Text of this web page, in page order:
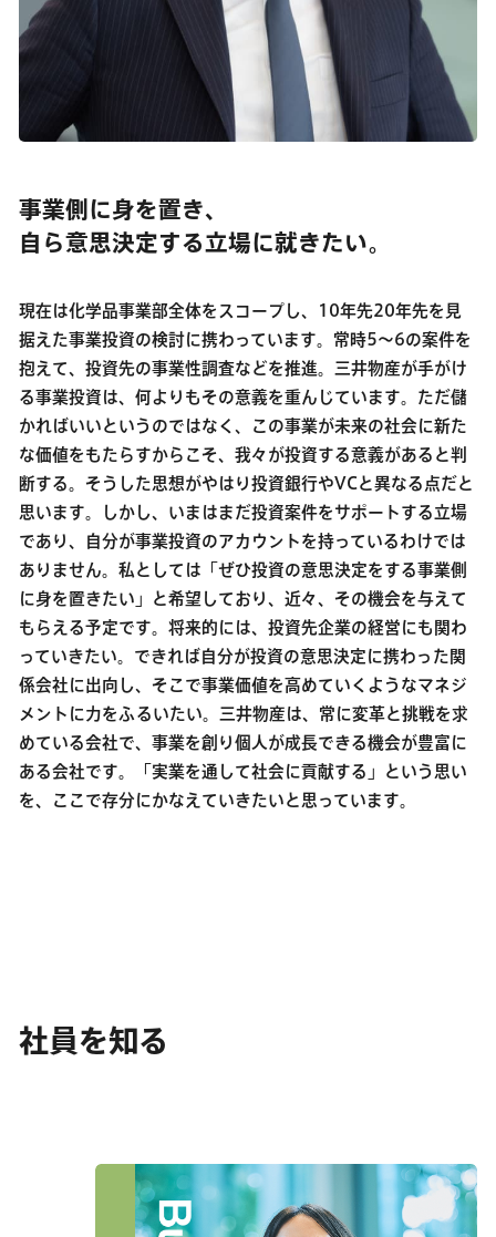
事業側に身を置き、
自ら意思決定する立場に就きたい。
現在は化学品事業部全体をスコープし、10年先20年先を見
据えた事業投資の検討に携わっています。常時5～6の案件を
抱えて、投資先の事業性調査などを推進。三井物産が手がけ
る事業投資は、何よりもその意義を重んじています。ただ儲
かればいいというのではなく、この事業が未来の社会に新た
な価値をもたらすからこそ、我々が投資する意義があると判
断する。そうした思想がやはり投資銀行やVCと異なる点だと
思います。しかし、いまはまだ投資案件をサポートする立場
であり、自分が事業投資のアカウントを持っているわけでは
ありません。私としては「ぜひ投資の意思決定をする事業側
に身を置きたい」と希望しており、近々、その機会を与えて
もらえる予定です。将来的には、投資先企業の経営にも関わ
っていきたい。できれば自分が投資の意思決定に携わった関
係会社に出向し、そこで事業価値を高めていくようなマネジ
メントに力をふるいたい。三井物産は、常に変革と挑戦を求
めている会社で、事業を創り個人が成長できる機会が豊富に
ある会社です。「実業を通して社会に貢献する」という思い
を、ここで存分にかなえていきたいと思っています。
社員を知る